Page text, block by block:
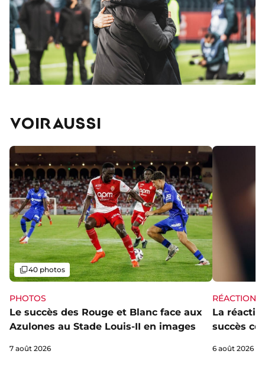
VOIR AUSSI
PHOTOS
Le succès des Rouge et Blanc face aux
Azulones au Stade Louis-II en images
Galerie
40 photos
7 août 2026
RÉACTIONS
La
succès
6 août 2026